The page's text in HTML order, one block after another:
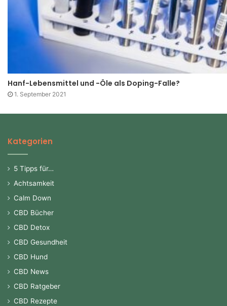
Hanf-Lebensmittel und -Öle als Doping-Falle?
1. September 2021
Kategorien
5 Tipps für…
Achtsamkeit
Calm Down
CBD Bücher
CBD Detox
CBD Gesundheit
CBD Hund
CBD News
CBD Ratgeber
CBD Rezepte